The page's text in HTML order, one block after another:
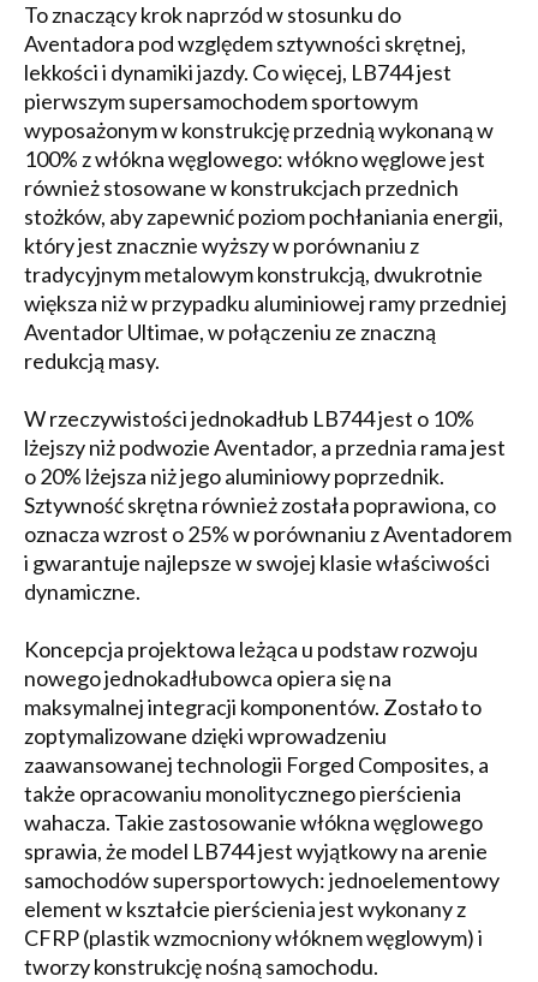
To znaczący krok naprzód w stosunku do
Aventadora pod względem sztywności skrętnej,
lekkości i dynamiki jazdy. Co więcej, LB744 jest
pierwszym supersamochodem sportowym
wyposażonym w konstrukcję przednią wykonaną w
100% z włókna węglowego: włókno węglowe jest
również stosowane w konstrukcjach przednich
stożków, aby zapewnić poziom pochłaniania energii,
który jest znacznie wyższy w porównaniu z
tradycyjnym metalowym konstrukcją, dwukrotnie
większa niż w przypadku aluminiowej ramy przedniej
Aventador Ultimae, w połączeniu ze znaczną
redukcją masy.
W rzeczywistości jednokadłub LB744 jest o 10%
lżejszy niż podwozie Aventador, a przednia rama jest
o 20% lżejsza niż jego aluminiowy poprzednik.
Sztywność skrętna również została poprawiona, co
oznacza wzrost o 25% w porównaniu z Aventadorem
i gwarantuje najlepsze w swojej klasie właściwości
dynamiczne.
Koncepcja projektowa leżąca u podstaw rozwoju
nowego jednokadłubowca opiera się na
maksymalnej integracji komponentów. Zostało to
zoptymalizowane dzięki wprowadzeniu
zaawansowanej technologii Forged Composites, a
także opracowaniu monolitycznego pierścienia
wahacza. Takie zastosowanie włókna węglowego
sprawia, że model LB744 jest wyjątkowy na arenie
samochodów supersportowych: jednoelementowy
element w kształcie pierścienia jest wykonany z
CFRP (plastik wzmocniony włóknem węglowym) i
tworzy konstrukcję nośną samochodu.